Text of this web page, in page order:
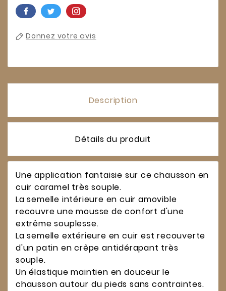
Donnez votre avis
Description
Détails du produit
Une application fantaisie sur ce chausson en
cuir caramel très souple.
La semelle intérieure en cuir amovible
recouvre une mousse de confort d'une
extrême souplesse.
La semelle extérieure en cuir est recouverte
d'un patin en crêpe antidérapant très
souple.
Un élastique maintien en douceur le
chausson autour du pieds sans contraintes.